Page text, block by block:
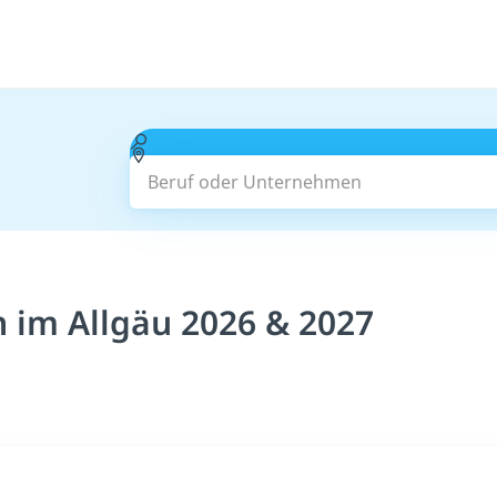
Beruf oder Unternehmen
Allgäu 2026 & 2027